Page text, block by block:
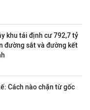
khu tái định cư 792,7 tỷ
đường sắt và đường kết
Cách nào chặn từ gốc